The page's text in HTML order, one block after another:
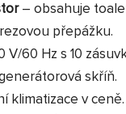
– obsahuje
přepážku.
V/60 Hz s 10
skříň.
klimatizace v ceně.